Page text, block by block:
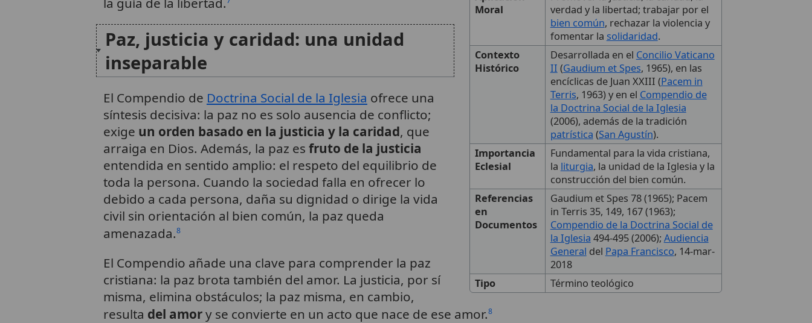
Moral
verdad y la libertad; trabajar por el
bien común, rechazar la violencia y
fomentar la solidaridad.
Contexto
Histórico
Desarrollada en el Concilio Vaticano
II (Gaudium et Spes, 1965), en las
encíclicas de Juan XXIII (Pacem in
Terris, 1963) y en el Compendio de
la Doctrina Social de la Iglesia
(2006), además de la tradición
patrística (San Agustín).
Importancia
Eclesial
Fundamental para la vida cristiana,
la liturgia, la unidad de la Iglesia y la
construcción del bien común.
Referencias
en
Documentos
Gaudium et Spes 78 (1965); Pacem
in Terris 35, 149, 167 (1963);
Compendio de la Doctrina Social de
la Iglesia 494-495 (2006); Audiencia
General del Papa Francisco, 14-mar-
2018
Tipo
Término teológico
Paz, justicia y caridad: una unidad
inseparable
El Compendio de Doctrina Social de la Iglesia ofrece una
síntesis decisiva: la paz no es solo ausencia de conflicto;
exige un orden basado en la justicia y la caridad, que
arraiga en Dios. Además, la paz es fruto de la justicia
entendida en sentido amplio: el respeto del equilibrio de
toda la persona. Cuando la sociedad falla en ofrecer lo
debido a cada persona, daña su dignidad o dirige la vida
civil sin orientación al bien común, la paz queda
amenazada.8
El Compendio añade una clave para comprender la paz
cristiana: la paz brota también del amor. La justicia, por sí
misma, elimina obstáculos; la paz misma, en cambio,
resulta del amory se convierte en un acto que nace de ese amor.8